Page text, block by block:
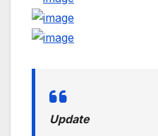
Update